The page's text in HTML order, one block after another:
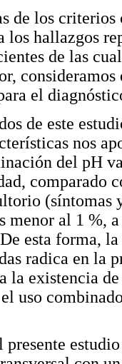
de los
los hallazgos
de las
consideramos
el
de este
nos
del pH
comparado
(síntomas
menor al 1 %,
esta forma,
radica en la
la existencia
uso